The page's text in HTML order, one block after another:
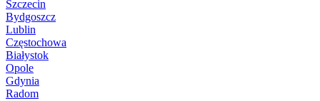
Szczecin
Bydgoszcz
Lublin
Częstochowa
Białystok
Opole
Gdynia
Radom